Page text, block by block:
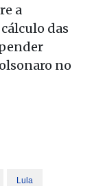
a
das
no
Lula